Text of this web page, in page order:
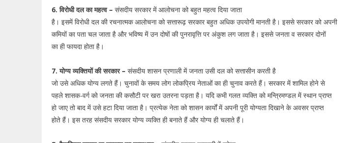
6. विरोधी दल का महत्व – संसदीय सरकार में आलोचना को बहुत महत्व दिया जाता
है। इसमें विरोधी दल की रचनात्मक आलोचना को सत्तारूढ़ सरकार बहुत अधिक उपयोगी मानती है। इससे सरकार को अपनी
कमियों का पता चल जाता है और भविष्य में उन दोषों की पुनरावृत्ति पर अंकुश लग जाता है। इससे जनता व सरकार दोनों
का ही फायदा होता है।
7. योग्य व्यक्तियों की सरकार – संसदीय शासन प्रणाली में जनता उसी दल को सत्तासीन करती है
जो उसे अधिक योग्य लगते हैं। चुनावों के समय लोग लोकप्रिय नेताओं का ही चुनाव करते हैं। सरकार में शामिल होने से
पहले शासक-वर्ग को जनता की कसौटी पर खरा उतरना पड़ता है। यदि कभी गलत व्यक्ति को मन्त्रिमण्डल में स्थान प्राप्त
हो जाए तो बाद में उसे हटा दिया जाता है। प्रत्येक नेता को शासन कार्यों में अपनी पूरी योग्यता दिखाने के अवसर प्राप्त
होते हैं। इस तरह संसदीय सरकार योग्य व्यक्ति ही बनाते हैं और योग्य ही चलाते हैं।